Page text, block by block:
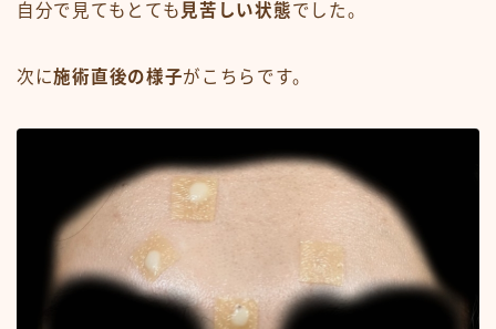
自分で見てもとても 見苦しい状態でした。
次に施術直後の様子がこちらです。